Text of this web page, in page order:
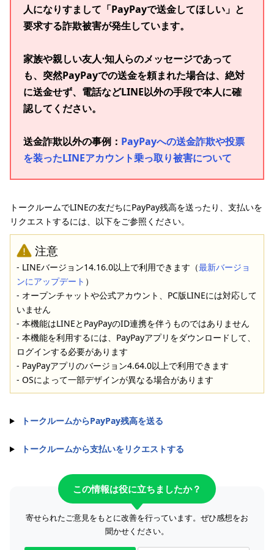
人になりすまして「PayPayで送金してほしい」と
要求する詐欺被害が発生しています。
家族や親しい友人⋅知人らのメッセージであって
も、突然PayPayでの送金を頼まれた場合は、絶対
に送金せず、電話などLINE以外の手段で本人に確
認してください。
送金詐欺以外の事例： PayPayへの送金詐欺や投票
を装ったLINEアカウント乗っ取り被害について
トークルームでLINEの友だちにPayPay残高を送ったり、支払いを
リクエストするには、以下をご参照ください。
注意
- LINEバージョン14.16.0以上で利用できます（最新バージョ
ンにアップデート ）
- オープンチャットや公式アカウント、PC版LINEには対応して
いません
- 本機能はLINEとPayPayのID連携を伴うものではありません
- 本機能を利用するには、PayPayアプリをダウンロードして、
ログインする必要があります
- PayPayアプリのバージョン4.64.0以上で利用できます
- OSによって一部デザインが異なる場合があります
トークルームからPayPay残高を送る
トークルームから支払いをリクエストする
この情報は役に立ちましたか？
寄せられたご意見をもとに改善を行っています。ぜひ感想をお
聞かせください。